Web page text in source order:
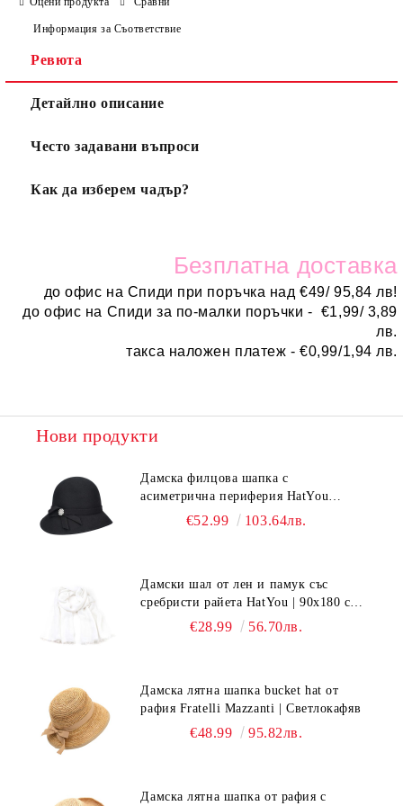
Информация за Съответствие
Ревюта
Детайлно описание
Често задавани въпроси
Как да изберем чадър?
Безплатна доставка
до офис на Спиди при поръчка над€49/ 95,84 лв!
до офис на Спиди за по-малки поръчки - €1,99/ 3,89
лв.
такса наложен платеж -€0,99/1,94 лв.
Нови продукти
Дамска филцова шапка с
асиметрична периферия HatYou
CF0376 | Черен
€52.99 103.64лв.
Дамски шал от лен и памук със
сребристи райета HatYou | 90x180 см |
€28.99 56.70лв.
Дамска лятна шапка bucket hat от
рафия Fratelli Mazzanti | Светлокафяв
€48.99 95.82лв.
Дамска лятна шапка от рафия с